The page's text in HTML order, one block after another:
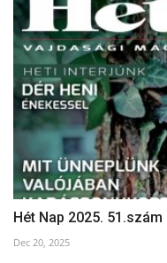
Hét Nap 2025. 51.szám
Dec 20, 2025